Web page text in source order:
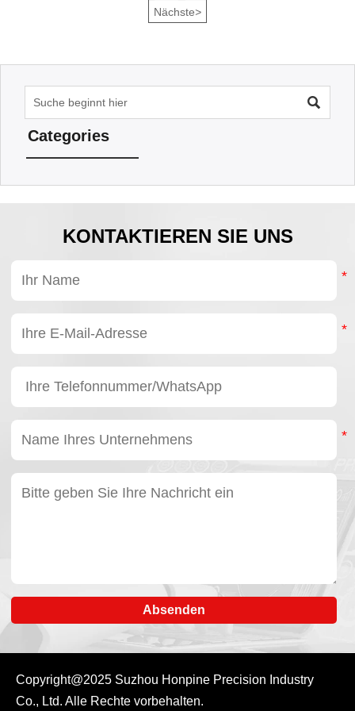
Systemzuverlässigkeit. Die Analyse ihrer zentralen
Leistungsindikatoren ist für ein optimiertes Design und die
Nächste>

Categories
KONTAKTIEREN SIE UNS
Absenden
Copyright@2025 Suzhou Honpine Precision Industry
Co., Ltd. Alle Rechte vorbehalten.